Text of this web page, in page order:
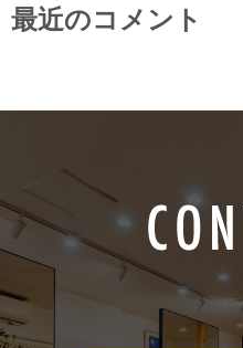
最近のコメント